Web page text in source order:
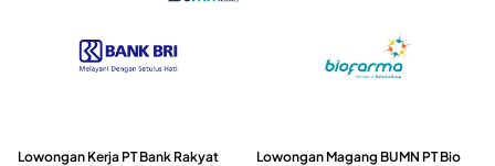
Lowongan Kerja PT Bank Rakyat
Lowongan Magang BUMN PT Bio